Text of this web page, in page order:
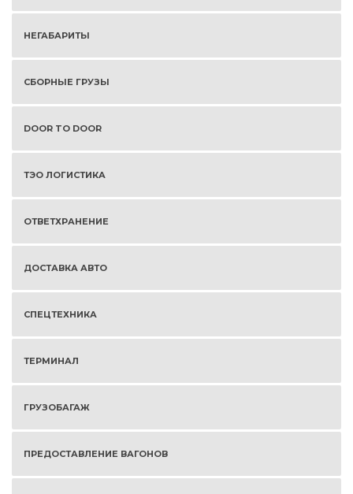
НЕГАБАРИТЫ
СБОРНЫЕ ГРУЗЫ
DOOR TO DOOR
ТЭО ЛОГИСТИКА
ОТВЕТХРАНЕНИЕ
ДОСТАВКА АВТО
СПЕЦТЕХНИКА
ТЕРМИНАЛ
ГРУЗОБАГАЖ
ПРЕДОСТАВЛЕНИЕ ВАГОНОВ